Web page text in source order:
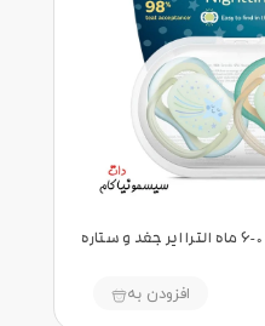
پستانک شب تاب اونت 0-6 ماه الترا ایر جغد و ستاره
افزودن به